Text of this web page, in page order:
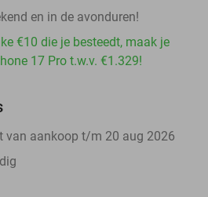
en in de avonduren!
€10 die je besteedt, maak je
17 Pro t.w.v. €1.329!
van aankoop t/m 20 aug 2026